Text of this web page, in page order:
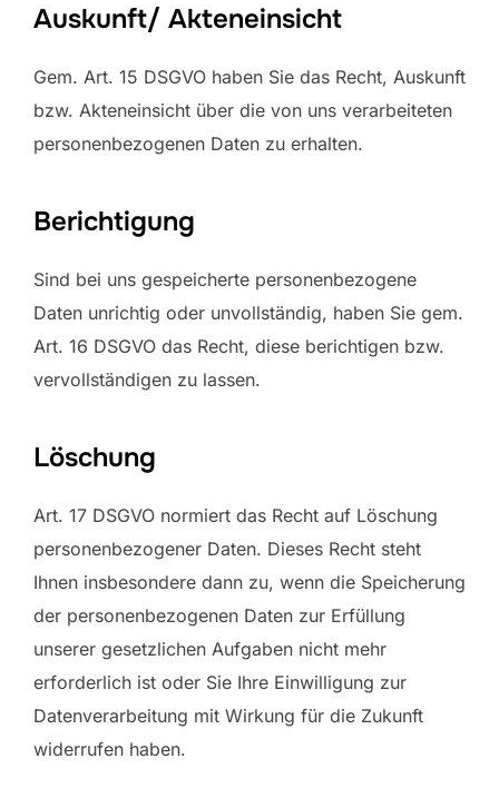
Auskunft/ Akteneinsicht
Gem. Art. 15 DSGVO haben Sie das Recht, Auskunft
bzw. Akteneinsicht über die von uns verarbeiteten
personenbezogenen Daten zu erhalten.
Berichtigung
Sind bei uns gespeicherte personenbezogene
Daten unrichtig oder unvollständig, haben Sie gem.
Art. 16 DSGVO das Recht, diese berichtigen bzw.
vervollständigen zu lassen.
Löschung
Art. 17 DSGVO normiert das Recht auf Löschung
personenbezogener Daten. Dieses Recht steht
Ihnen insbesondere dann zu, wenn die Speicherung
der personenbezogenen Daten zur Erfüllung
unserer gesetzlichen Aufgaben nicht mehr
erforderlich ist oder Sie Ihre Einwilligung zur
Datenverarbeitung mit Wirkung für die Zukunft
widerrufen haben.